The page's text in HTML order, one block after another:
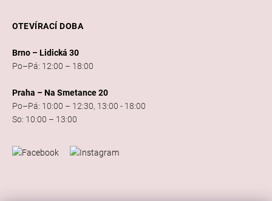
OTEVÍRACÍ DOBA
Brno – Lidická 30
Po–Pá: 12:00 – 18:00
Praha – Na Smetance 20
Po–Pá: 10:00 – 12:30, 13:00 - 18:00
So: 10:00 – 13:00